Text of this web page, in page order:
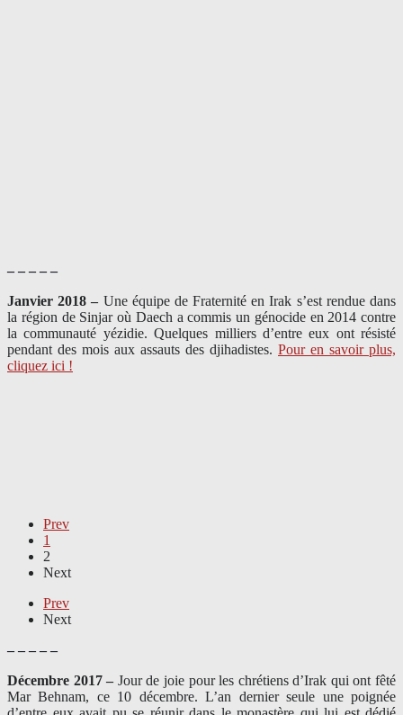
– – – – –
Janvier 2018 – Une équipe de Fraternité en Irak s’est rendue dans
la région de Sinjar où Daech a commis un génocide en 2014 contre
la communauté yézidie. Quelques milliers d’entre eux ont résisté
pendant des mois aux assauts des djihadistes. Pour en savoir plus,
cliquez ici !
Prev
1
2
Next
Prev
Next
– – – – –
Décembre 2017 – Jour de joie pour les chrétiens d’Irak qui ont fêté
Mar Behnam, ce 10 décembre. L’an dernier seule une poignée